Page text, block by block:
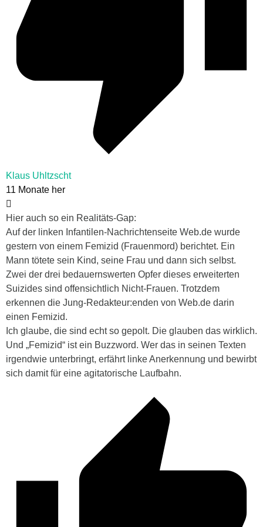
Klaus Uhltzscht
11 Monate her
Hier auch so ein Realitäts-Gap:
Auf der linken Infantilen-Nachrichtenseite Web.de wurde
gestern von einem Femizid (Frauenmord) berichtet. Ein
Mann tötete sein Kind, seine Frau und dann sich selbst.
Zwei der drei bedauernswerten Opfer dieses erweiterten
Suizides sind offensichtlich Nicht-Frauen. Trotzdem
erkennen die Jung-Redakteur:enden von Web.de darin
einen Femizid.
Ich glaube, die sind echt so gepolt. Die glauben das wirklich.
Und „Femizid“ ist ein Buzzword. Wer das in seinen Texten
irgendwie unterbringt, erfährt linke Anerkennung und bewirbt
sich damitfür eine agitatorische Laufbahn.